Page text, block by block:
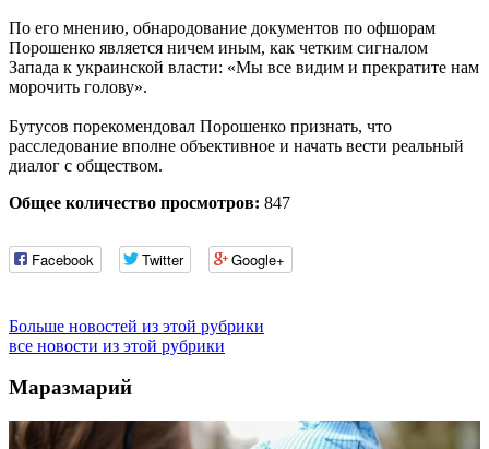
По его мнению, обнародование документов по офшорам
Порошенко является ничем иным, как четким сигналом
Запада к украинской власти: «Мы все видим и прекратите нам
морочить голову».
Бутусов порекомендовал Порошенко признать, что
расследование вполне объективное и начать вести реальный
диалог с обществом.
Общее количество просмотров: 847
Facebook Twitter Google+
Больше новостей из этой рубрики
все новости из этой рубрики
Маразмарий